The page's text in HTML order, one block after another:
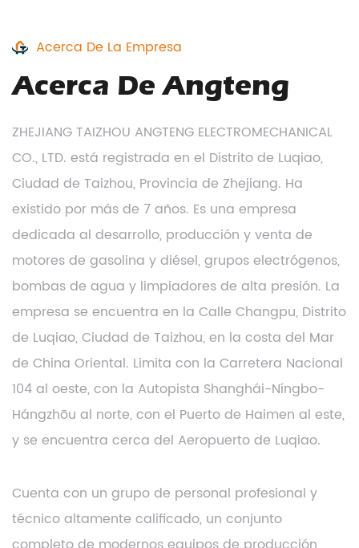
Acerca De La Empresa
Acerca De Angteng
ZHEJIANG TAIZHOU ANGTENG ELECTROMECHANICAL
CO., LTD. está registrada en el Distrito de Luqiao,
Ciudad de Taizhou, Provincia de Zhejiang. Ha
existido por más de 7 años. Es una empresa
dedicada al desarrollo, producción y venta de
motores de gasolina y diésel, grupos electrógenos,
bombas de agua y limpiadores de alta presión. La
empresa se encuentra en la Calle Changpu, Distrito
de Luqiao, Ciudad de Taizhou, en la costa del Mar
de China Oriental. Limita con la Carretera Nacional
104 al oeste, con la Autopista Shanghái-Níngbo-
Hángzhōu al norte, con el Puerto de Haimen al este,
y se encuentra cerca del Aeropuerto de Luqiao.
Cuenta con un grupo de personal profesional y
técnico altamente calificado, un conjunto